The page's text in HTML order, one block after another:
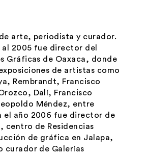
arte, periodista y curador.
al 2005 fue director del
Gráficas de Oaxaca, donde
de artistas como
Rembrandt, Francisco
Dalí, Francisco
Méndez, entre
el año 2006 fue director de
centro de Residencias
de gráfica en Jalapa,
curador de Galerías